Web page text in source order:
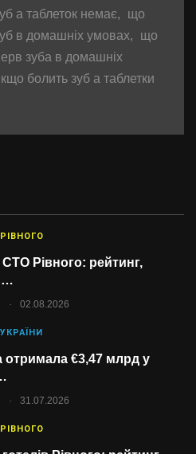
Рівного: рейтинг,
. 02.08.2026
отримала €3,47 млрд у
. 31.07.2026
а таблеток немає,
що
в домашніх умовах,
що
зуба в домашніх
болить зуб а таблетки